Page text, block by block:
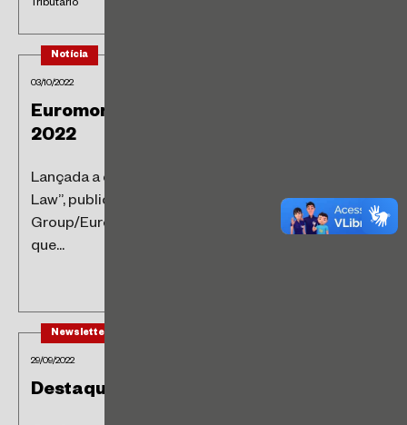
Tributário
Notícia
03/10/2022
Euromoney: Women in Business Law
2022
Lançada a edição 2022 do “Women in Business
Law”, publicação do Legal Media
Group/Euromoney. Temos o prazer de compartilhar
que...
Newsletter
29/09/2022
Destaques Tributários da Semana